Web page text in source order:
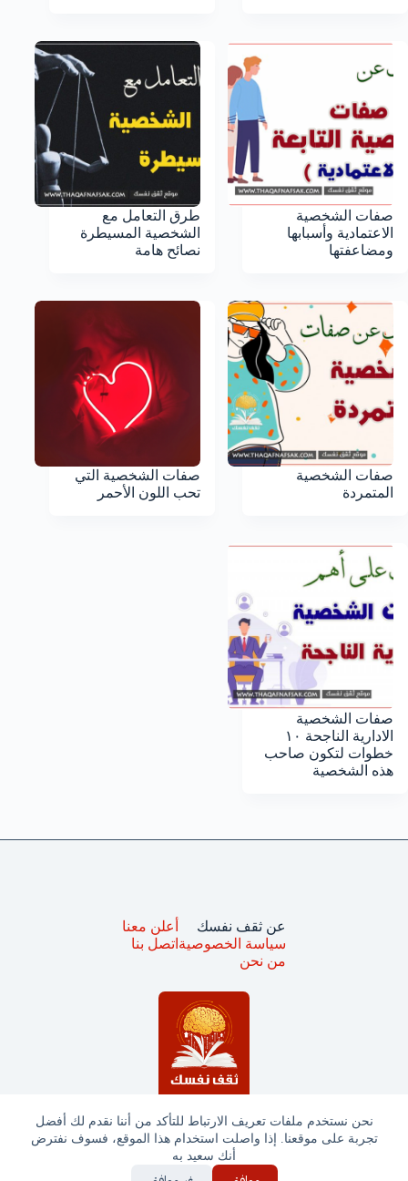
نحن نستخدم ملفات تعريف الارتباط للتأكد من أننا نقدم لك أفضل
تجربة على موقعنا. إذا واصلت استخدام هذا الموقع، فسوف نفترض
أنك سعيد به
صفات الشخصية
الاعتمادية وأسبابها
ومضاعفتها
طرق التعامل مع
الشخصية المسيطرة
نصائح هامة
صفات الشخصية
المتمردة
صفات الشخصية التي
تحب اللون الأحمر
صفات الشخصية
الادارية الناجحة ١٠
خطوات لتكون صاحب
هذه الشخصية
جميع الحقوق محفوظة © ثقف نفسك 2025
عن ثقف نفسك
سياسة الخصوصية
من نحن
أعلن معنا
اتصل بنا